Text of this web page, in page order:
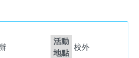
活動
地點
校外